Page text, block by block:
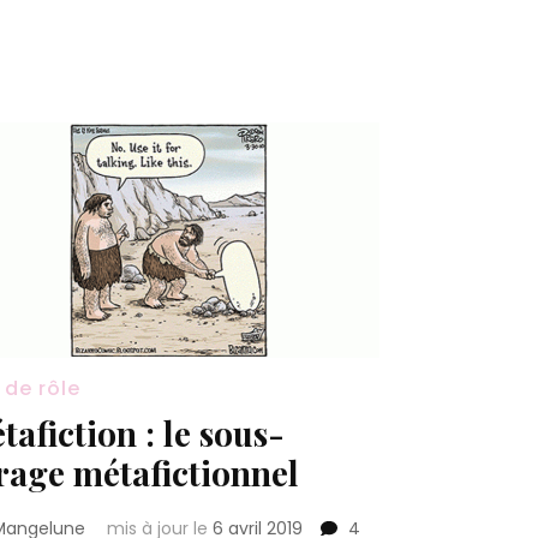
de rôle
: le sous-
métafictionnel
mis à jour le 6 avril 2019
4